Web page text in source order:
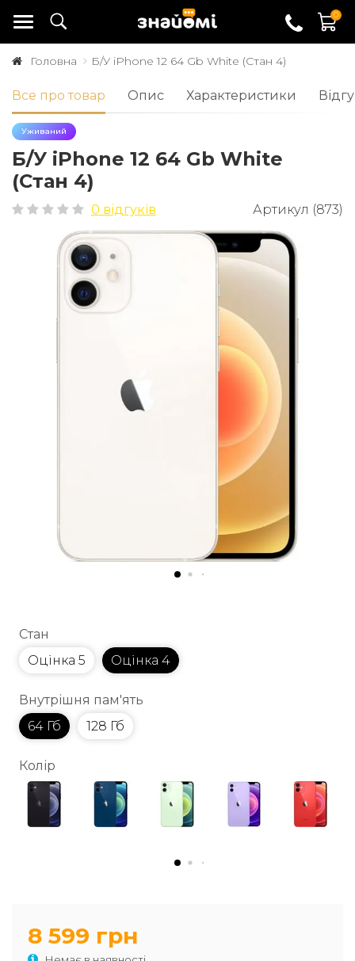
0
Головна Б/У iPhone 12 64 Gb White (Стан 4)
Все про товар Опис Характеристики
Уживаний
Б/У iPhone 12 64 Gb White
(Стан 4)
0 відгуків Артикул (873)
Стан
Оцінка 5
Оцінка 4
Внутрішня пам'ять
64 Гб
128 Гб
Колір
8 599 грн